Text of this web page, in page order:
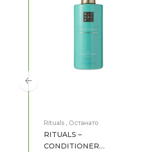
Rituals , Останато
RITUALS –
CONDITIONER